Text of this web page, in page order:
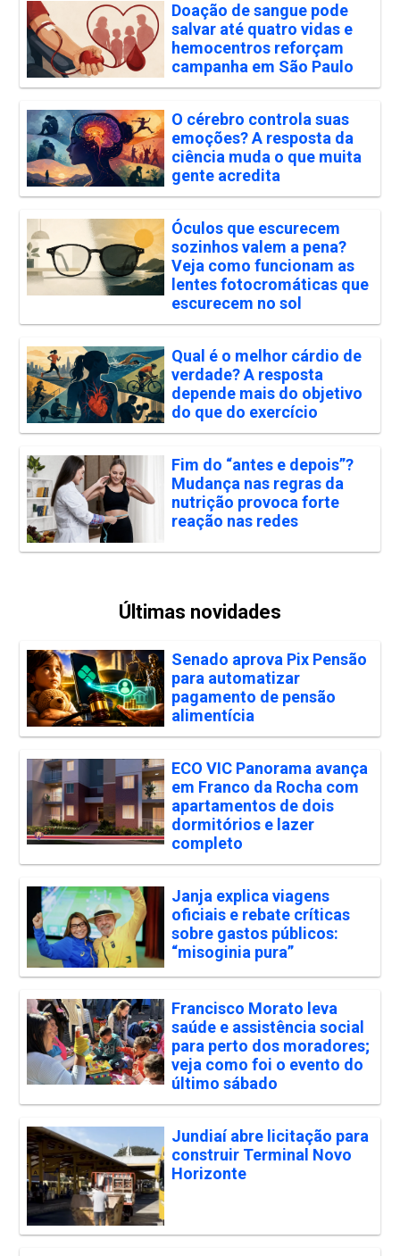
Doação de sangue pode
salvar até quatro vidas e
hemocentros reforçam
campanha em São Paulo
O cérebro controla suas
emoções? A resposta da
ciência muda o que muita
gente acredita
Óculos que escurecem
sozinhos valem a pena?
Veja como funcionam as
lentes fotocromáticas que
escurecem no sol
Qual é o melhor cárdio de
verdade? A resposta
depende mais do objetivo
do que do exercício
Fim do “antes e depois”?
Mudança nas regras da
nutrição provoca forte
reação nas redes
Últimas novidades
Senado aprova Pix Pensão
para automatizar
pagamento de pensão
alimentícia
ECO VIC Panorama avança
em Franco da Rocha com
apartamentos de dois
dormitórios e lazer
completo
Janja explica viagens
oficiais e rebate críticas
sobre gastos públicos:
“misoginia pura”
Francisco Morato leva
saúde e assistência social
para perto dos moradores;
veja como foi o evento do
último sábado
Jundiaí abre licitação para
construir Terminal Novo
Horizonte